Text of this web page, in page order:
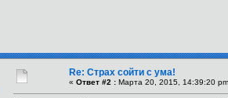
Re: Страх сойти с ума!
« Ответ #2 : Марта 20, 2015, 14:39:20